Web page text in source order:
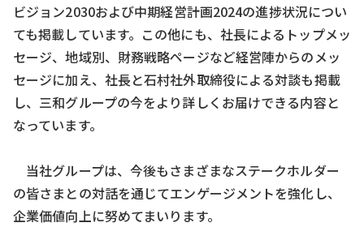
ビジョン2030および中期経営計画2024の進捗状況につい
ても掲載しています。この他にも、社長によるトップメッ
セージ、地域別、財務戦略ページなど経営陣からのメッ
セージに加え、社長と石村社外取締役による対談も掲載
し、三和グループの今をより詳しくお届けできる内容と
なっています。
当社グループは、今後もさまざまなステークホルダー
の皆さまとの対話を通じてエンゲージメントを強化し、
企業価値向上に努めてまいります。